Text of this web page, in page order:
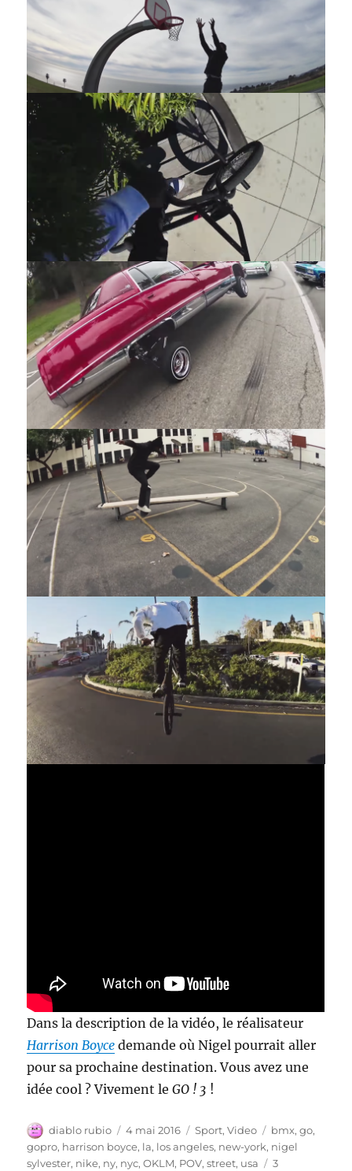
Dans la description de la vidéo, le réalisateur
Harrison Boyce demande où Nigel pourrait aller
pour sa prochaine destination. Vous avez une
idée cool ? Vivement leGO ! 3 !
Auteur
diablo rubio
Publié
le
4 mai 2016 Catégories
Sport,Video Étiquettes
bmx,go,
gopro, harrison boyce, la, los angeles, new-york, nigel
sylvester, nike, ny, nyc,OKLM, POV,street, usa 3